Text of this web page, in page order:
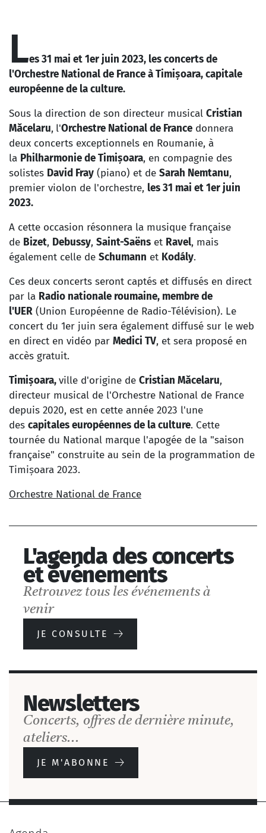
Les 31 mai et 1er juin 2023, les concerts de
l'Orchestre National de Franceà Timișoara,capitale
européenne de la culture.
Sous la direction de son directeur musical Cristian
Măcelaru, l'Orchestre National de France donnera
deux concerts exceptionnels en Roumanie, à
la Philharmonie deTimișoara, en compagnie des
solistes David Fray (piano) et de Sarah Nemtanu,
premier violon de l'orchestre, les 31 mai et 1er juin
2023.
A cette occasion résonnera la musique française
de Bizet, Debussy, Saint-Saëns et Ravel, mais
également celle de Schumann et Kodály.
Ces deux concerts seront captés et diffusés en direct
par la Radio nationale roumaine, membre de
l'UER (Union Européenne de Radio-Télévision). Le
concert du 1er juin sera également diffusé sur le web
en direct en vidéo par Medici TV, et sera proposé en
accès gratuit.
Timișoara,ville d'origine de Cristian Măcelaru,
directeur musical de l'Orchestre National de France
depuis 2020, est en cette année 2023 l'une
des capitales européennes de la culture. Cette
tournée du National marque l'apogée de la "saison
française" construite au sein de la programmation de
Timișoara 2023.
Orchestre National de France
L'agenda des concerts
et événements
Retrouvez tous les événements à
venir
JE CONSULTE
Newsletters
Concerts, offres de dernière minute,
ateliers...
JE M'ABONNE